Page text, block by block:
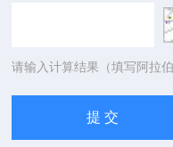
请输入计算结果（填写阿拉